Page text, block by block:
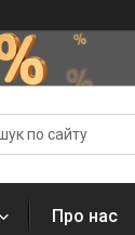
Про нас